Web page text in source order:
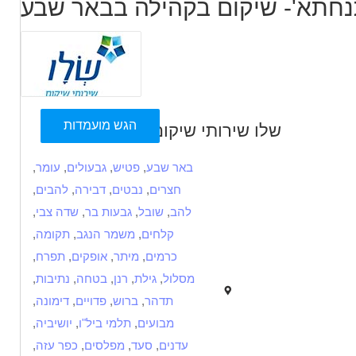
שיקום בקהילה בבאר שבע
הגש מועמדות שלו שירותי שיקום
באר שבע, פטיש, גבעולים, עומר,
חצרים, נבטים, דבירה, להבים,
להב, שובל, גבעות בר, שדה צבי,
קלחים, משמר הנגב, תקומה,
כרמים, מיתר, אופקים, תפרח,
מסלול, גילת, רנן, בטחה, נתיבות,
תדהר, ברוש, פדויים, דימונה,
מבועים, תלמי ביל"ו, יושיביה,
עדנים, סעד, מפלסים, כפר עזה,